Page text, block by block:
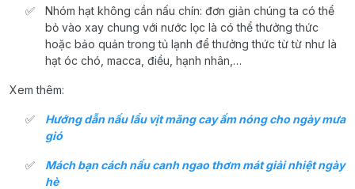
Nhóm hạt không cần nấu chín: đơn giản chúng ta có thể
bỏ vào xay chung với nước lọc là có thể thưởng thức
hoặc bảo quản trong tủ lạnh để thưởng thức từ từ như là
hạt óc chó, macca, điều, hạnh nhân,…
Xem thêm:
Hướng dẫn nấu lẩu vịt măng cay ấm nóng cho ngày mưa
gió
Mách bạn cách nấu canh ngao thơm mát giải nhiệt ngày
hè